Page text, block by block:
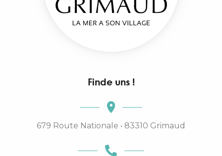
Finde uns !
679 Route Nationale • 83310 Grimaud